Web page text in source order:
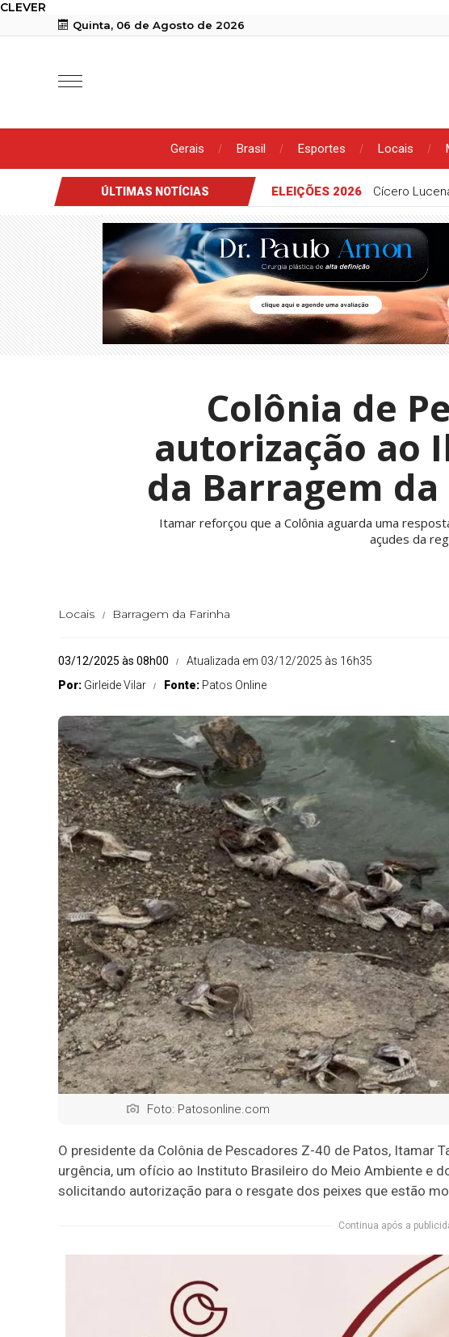
CLEVER
Quinta, 06 de Agosto de 2026
Gerais Brasil Esportes Locais
ÚLTIMAS NOTÍCIAS ELEIÇÕES 2026 Cícero
Colônia de
autorização ao
da Barragem
Itamar reforçou que a Colônia aguarda uma
açudes da
Locais Barragem da Farinha
03/12/2025 às 08h00
Atualizada em 03/12/2025 às 16h35
Por: Girleide Vilar Fonte: Patos Online
Foto: Patosonline.com
O presidente da Colônia de Pescadores Z-40 de Patos, Itamar
urgência, um ofício ao Instituto Brasileiro do Meio Ambiente e
solicitando autorização para o resgate dos peixes que estão
Continua após a